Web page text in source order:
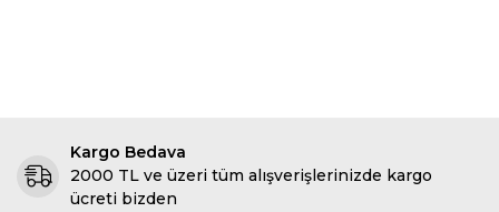
Kargo Bedava
2000 TL ve üzeri tüm alışverişlerinizde kargo
ücreti bizden